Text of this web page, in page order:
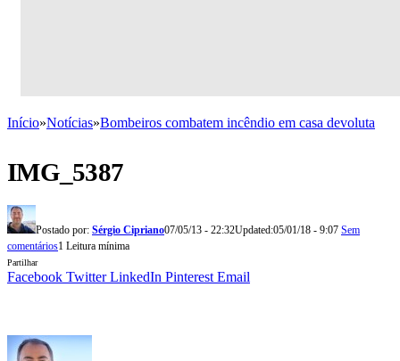
Início»Notícias»Bombeiros combatem incêndio em casa devoluta
IMG_5387
Postado por: Sérgio Cipriano07/05/13 - 22:32Updated:05/01/18 - 9:07 Sem
comentários1 Leitura mínima
Partilhar
Facebook Twitter LinkedIn Pinterest Email